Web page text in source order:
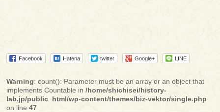
Facebook Hatena twitter Google+ LINE
Warning: count(): Parameter must be an array or an object that
implements Countable in/home/shichisei/history-
lab.jp/public_html/wp-content/themes/biz-vektor/single.php
on line47